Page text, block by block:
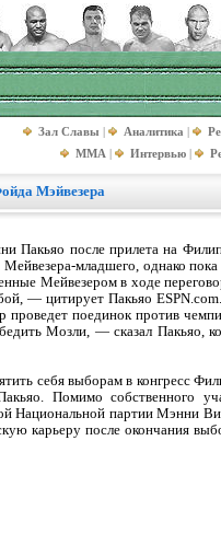
Зал Славы | Аналитика |
MMA | Интервью |
Мэйвезера
Пакьяо после прилета на
младшего, однако
Мейвезером в ходе
— цитирует Пакьяо
проведет поединок против
Мозли, — сказал Пакьяо,
себя выборам в конгресс
Помимо собственного
Национальной партии Мэнни
карьеру после окончания